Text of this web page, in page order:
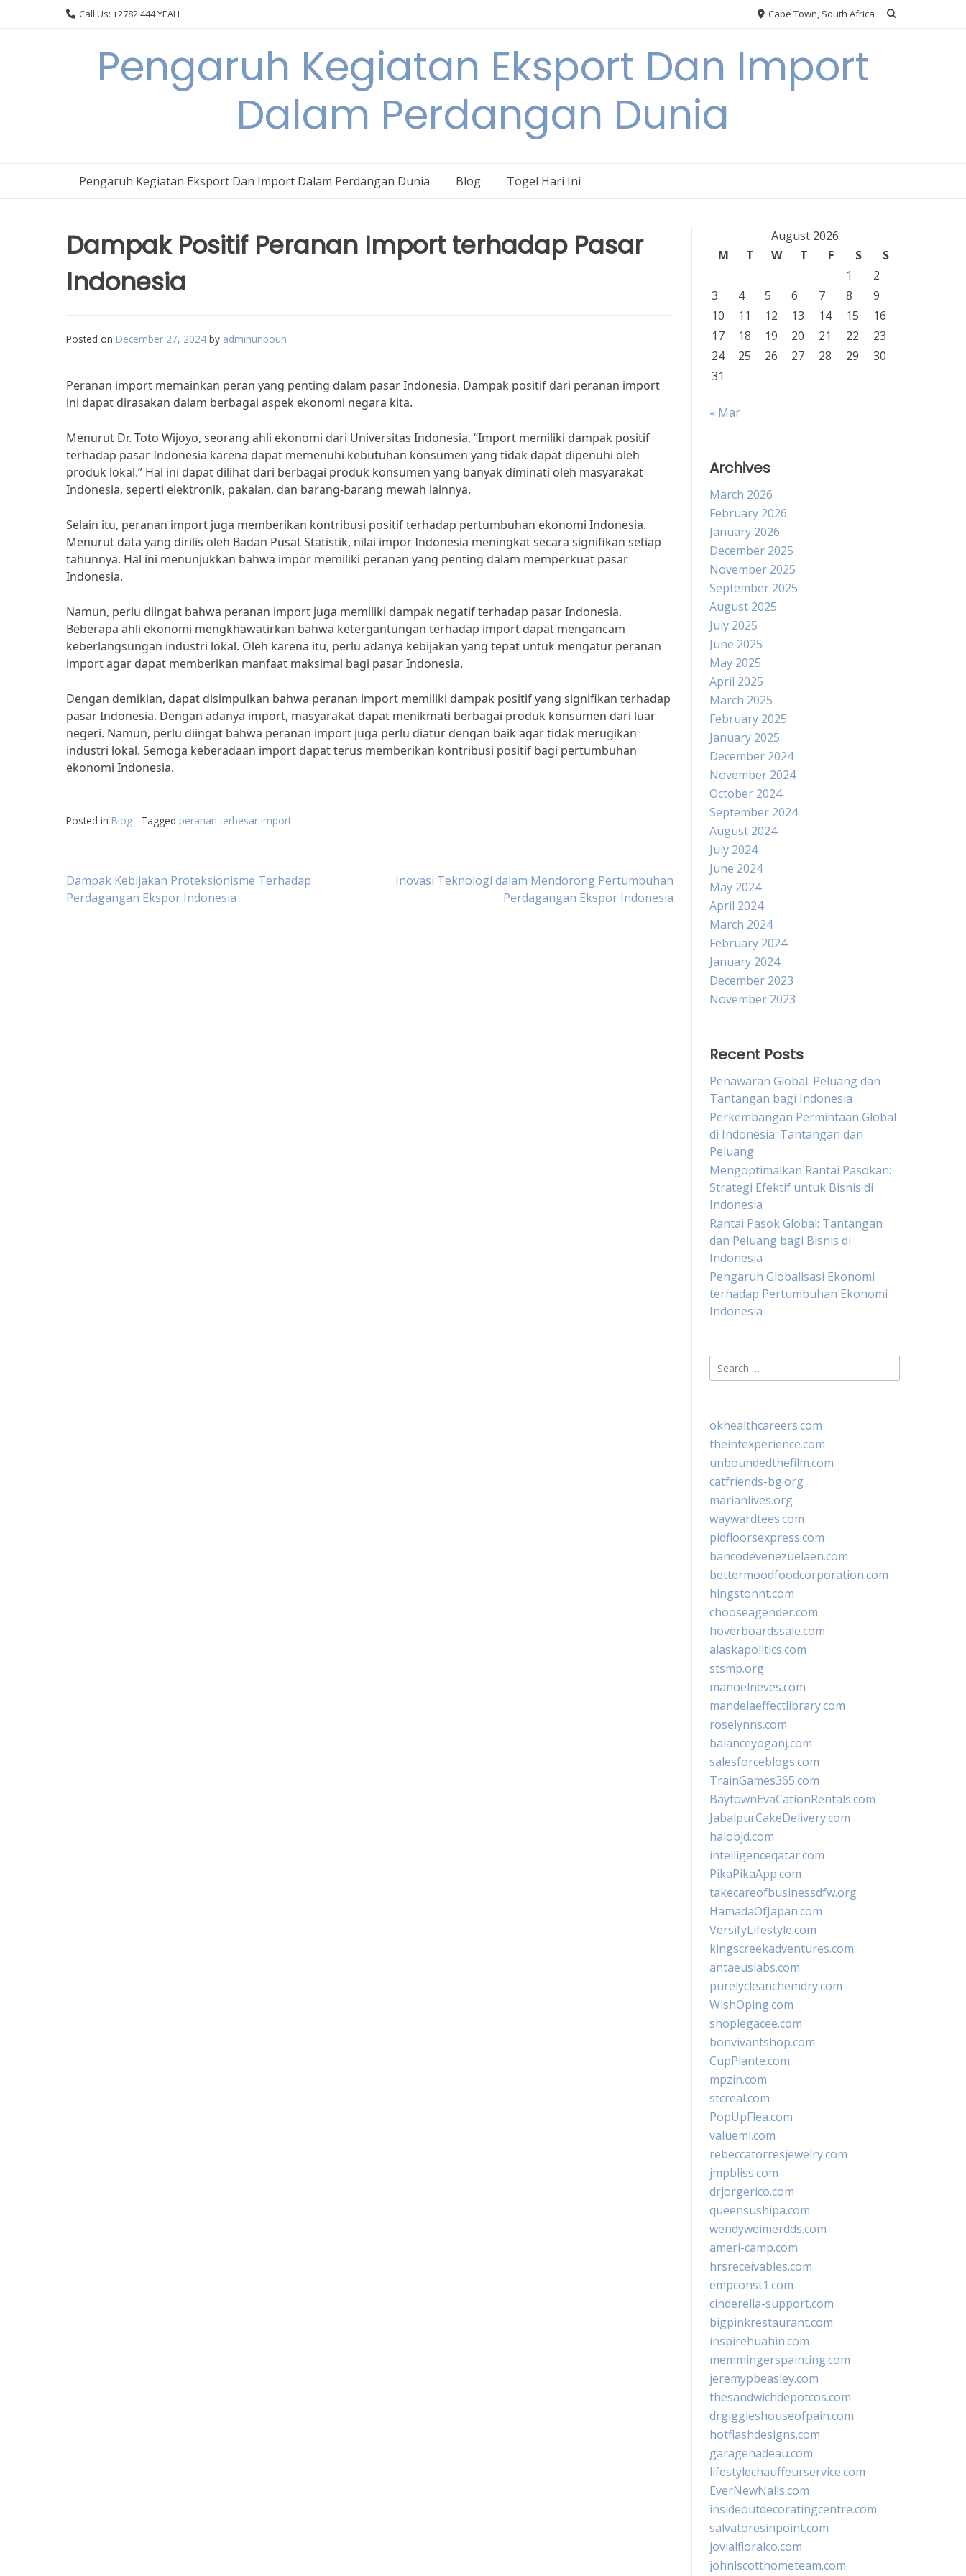
Call Us: +2782 444 YEAH Cape Town, South Africa
Pengaruh Kegiatan Eksport Dan Import
Dalam Perdangan Dunia
Pengaruh Kegiatan Eksport Dan Import Dalam Perdangan Dunia Blog Togel Hari Ini
Dampak Positif Peranan Import terhadap Pasar
Indonesia
Posted on December 27, 2024 by adminunboun
Peranan import memainkan peran yang penting dalam pasar Indonesia. Dampak positif dari peranan import
ini dapat dirasakan dalam berbagai aspek ekonomi negara kita.
Menurut Dr. Toto Wijoyo, seorang ahli ekonomi dari Universitas Indonesia, “Import memiliki dampak positif
terhadap pasar Indonesia karena dapat memenuhi kebutuhan konsumen yang tidak dapat dipenuhi oleh
produk lokal.” Hal ini dapat dilihat dari berbagai produk konsumen yang banyak diminati oleh masyarakat
Indonesia, seperti elektronik, pakaian, dan barang-barang mewah lainnya.
Selain itu, peranan import juga memberikan kontribusi positif terhadap pertumbuhan ekonomi Indonesia.
Menurut data yang dirilis oleh Badan Pusat Statistik, nilai impor Indonesia meningkat secara signifikan setiap
tahunnya. Hal ini menunjukkan bahwa impor memiliki peranan yang penting dalam memperkuat pasar
Indonesia.
Namun, perlu diingat bahwa peranan import juga memiliki dampak negatif terhadap pasar Indonesia.
Beberapa ahli ekonomi mengkhawatirkan bahwa ketergantungan terhadap import dapat mengancam
keberlangsungan industri lokal. Oleh karena itu, perlu adanya kebijakan yang tepat untuk mengatur peranan
import agar dapat memberikan manfaat maksimal bagi pasar Indonesia.
Dengan demikian, dapat disimpulkan bahwa peranan import memiliki dampak positif yang signifikan terhadap
pasar Indonesia. Dengan adanya import, masyarakat dapat menikmati berbagai produk konsumen dari luar
negeri. Namun, perlu diingat bahwa peranan import juga perlu diatur dengan baik agar tidak merugikan
industri lokal. Semoga keberadaan import dapat terus memberikan kontribusi positif bagi pertumbuhan
ekonomi Indonesia.
Posted in Blog Tagged peranan terbesar import
Post
Dampak Kebijakan Proteksionisme Terhadap
Perdagangan Ekspor Indonesia
Inovasi Teknologi dalam Mendorong Pertumbuhan
Perdagangan Ekspor Indonesia
August 2026
M
T W T F S
S
1
2
3
4 5 6 7 8
9
10
11 12 13 14 15
16
17
18 19 20 21 22
23
24
25 26 27 28 29
30
31
« Mar
Archives
March 2026
February 2026
January 2026
December 2025
November 2025
September 2025
August 2025
July 2025
June 2025
May 2025
April 2025
March 2025
February 2025
January 2025
December 2024
November 2024
October 2024
September 2024
August 2024
July 2024
June 2024
May 2024
April 2024
March 2024
February 2024
January 2024
December 2023
November 2023
Recent Posts
Penawaran Global: Peluang dan
Tantangan bagi Indonesia
Perkembangan Permintaan Global
di Indonesia: Tantangan dan
Peluang
Mengoptimalkan Rantai Pasokan:
Strategi Efektif untuk Bisnis di
Indonesia
Rantai Pasok Global: Tantangan
dan Peluang bagi Bisnis di
Indonesia
Pengaruh Globalisasi Ekonomi
terhadap Pertumbuhan Ekonomi
Indonesia
Search
for:
okhealthcareers.com
theintexperience.com
unboundedthefilm.com
catfriends-bg.org
marianlives.org
waywardtees.com
pidfloorsexpress.com
bancodevenezuelaen.com
bettermoodfoodcorporation.com
hingstonnt.com
chooseagender.com
hoverboardssale.com
alaskapolitics.com
stsmp.org
manoelneves.com
mandelaeffectlibrary.com
roselynns.com
balanceyoganj.com
salesforceblogs.com
TrainGames365.com
BaytownEvaCationRentals.com
JabalpurCakeDelivery.com
halobjd.com
intelligenceqatar.com
PikaPikaApp.com
takecareofbusinessdfw.org
HamadaOfJapan.com
VersifyLifestyle.com
kingscreekadventures.com
antaeuslabs.com
purelycleanchemdry.com
WishOping.com
shoplegacee.com
bonvivantshop.com
CupPlante.com
mpzin.com
stcreal.com
PopUpFlea.com
valueml.com
rebeccatorresjewelry.com
jmpbliss.com
drjorgerico.com
queensushipa.com
wendyweimerdds.com
ameri-camp.com
hrsreceivables.com
empconst1.com
cinderella-support.com
bigpinkrestaurant.com
inspirehuahin.com
memmingerspainting.com
jeremypbeasley.com
thesandwichdepotcos.com
drgiggleshouseofpain.com
hotflashdesigns.com
garagenadeau.com
lifestylechauffeurservice.com
EverNewNails.com
insideoutdecoratingcentre.com
salvatoresinpoint.com
jovialfloralco.com
johnlscotthometeam.com